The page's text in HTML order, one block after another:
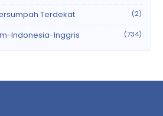
Terdekat (2)
Indonesia-Inggris (734)